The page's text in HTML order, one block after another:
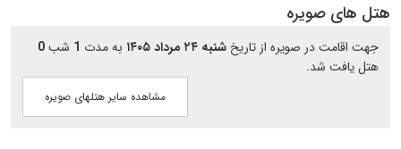
هتل های صویره
جهت اقامت در صویره از تاریخ شنبه ۲۴ مرداد ۱۴۰۵ به مدت 1 شب0
هتل یافت شد.
مشاهده سایر هتلهای صویره